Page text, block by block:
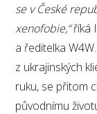
se v České
xenofobie,“říká
a ředitelka
z ukrajinských
ruku, se přitom
původnímu